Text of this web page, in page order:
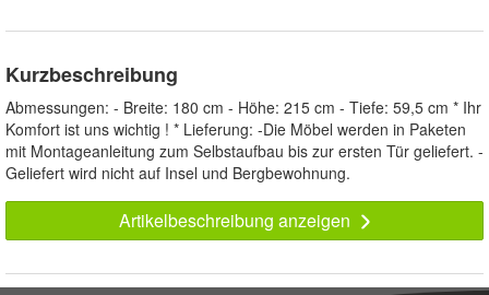
Kurzbeschreibung
Abmessungen: - Breite: 180 cm - Höhe: 215 cm - Tiefe: 59,5 cm * Ihr
Komfort ist uns wichtig ! * Lieferung: -Die Möbel werden in Paketen
mit Montageanleitung zum Selbstaufbau bis zur ersten Tür geliefert. -
Geliefert wird nicht auf Insel und Bergbewohnung.
Artikelbeschreibung anzeigen